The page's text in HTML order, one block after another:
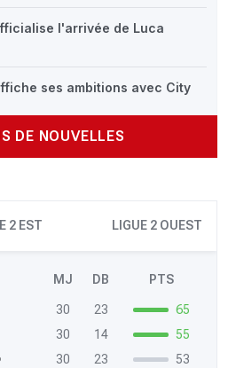
l'arrivée de Luca
ses ambitions avec City
DE NOUVELLES
2 EST LIGUE 2 OUEST
MJ DB PTS
30 23
65
30 14
55
30 23
53